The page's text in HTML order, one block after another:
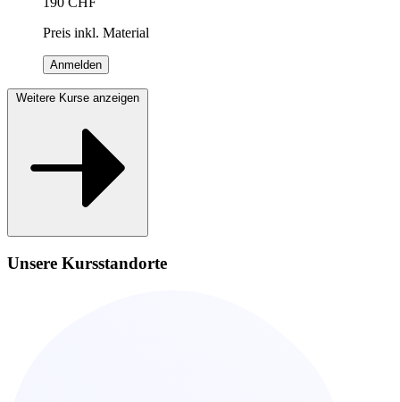
Preis inkl. Material
Anmelden
Weitere Kurse anzeigen
Unsere Kursstandorte